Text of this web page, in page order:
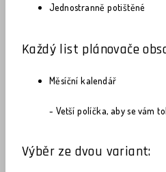
Jednostranně potištěné
Každý list plánovače
Měsíční kalendář
- Vetší políčka, aby se vám
Výběr ze dvou variant: